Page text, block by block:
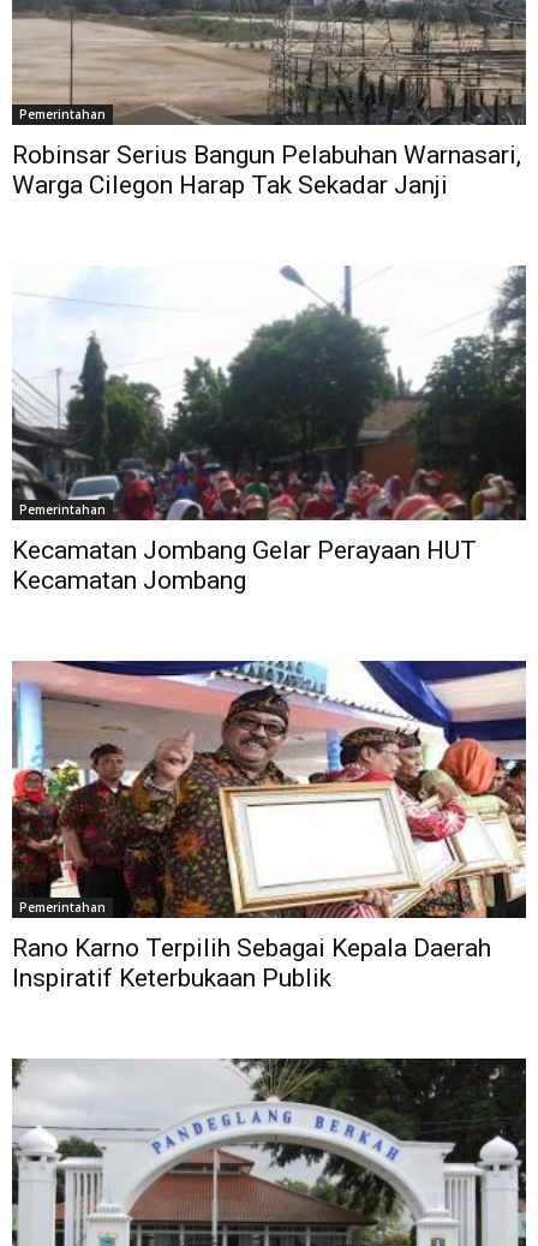
Pemerintahan
Robinsar Serius Bangun Pelabuhan Warnasari,
Warga Cilegon Harap Tak Sekadar Janji
Pemerintahan
Kecamatan Jombang Gelar Perayaan HUT
Kecamatan Jombang
Pemerintahan
Rano Karno Terpilih Sebagai Kepala Daerah
Inspiratif Keterbukaan Publik